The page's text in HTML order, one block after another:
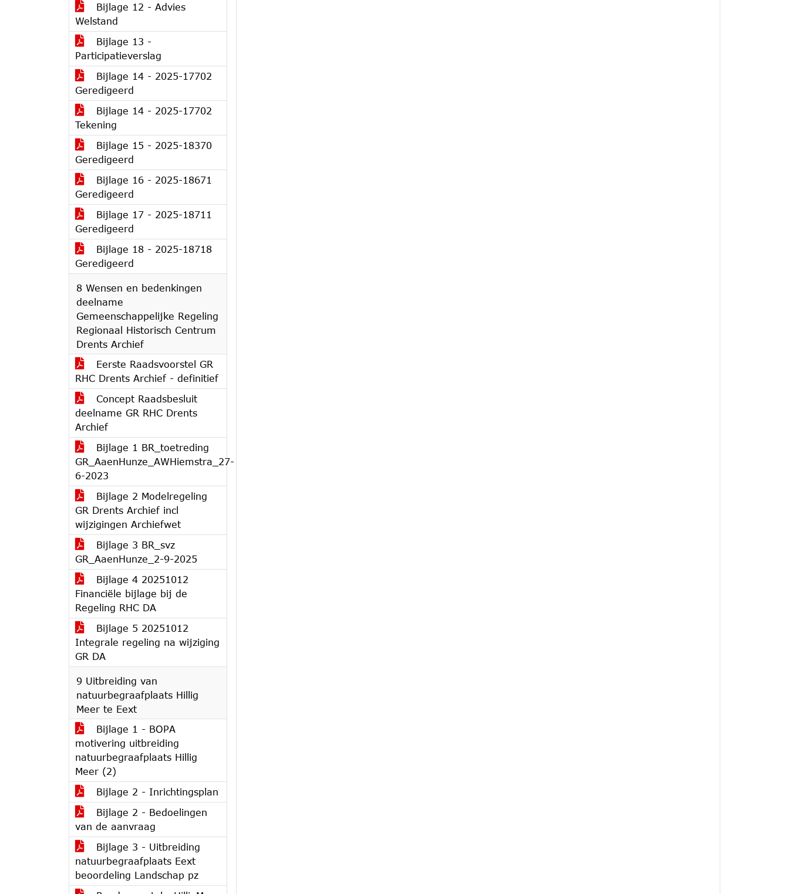
Bijlage 12 - Advies
Welstand
Bijlage 13 -
Participatieverslag
Bijlage 14 - 2025-17702
Geredigeerd
Bijlage 14 - 2025-17702
Tekening
Bijlage 15 - 2025-18370
Geredigeerd
Bijlage 16 - 2025-18671
Geredigeerd
Bijlage 17 - 2025-18711
Geredigeerd
Bijlage 18 - 2025-18718
Geredigeerd
8 Wensen en bedenkingen
deelname
Gemeenschappelijke Regeling
Regionaal Historisch Centrum
Drents Archief
Eerste Raadsvoorstel GR
RHC Drents Archief - definitief
Concept Raadsbesluit
deelname GR RHC Drents
Archief
Bijlage 1 BR_toetreding
GR_AaenHunze_AWHiemstra_27-
6-2023
Bijlage 2 Modelregeling
GR Drents Archief incl
wijzigingen Archiefwet
Bijlage 3 BR_svz
GR_AaenHunze_2-9-2025
Bijlage 4 20251012
Financiële bijlage bij de
Regeling RHC DA
Bijlage 5 20251012
Integrale regeling na wijziging
GR DA
9 Uitbreiding van
natuurbegraafplaats Hillig
Meer te Eext
Bijlage 1 - BOPA
motivering uitbreiding
natuurbegraafplaats Hillig
Meer (2)
Bijlage 2 - Inrichtingsplan
Bijlage 2 - Bedoelingen
van de aanvraag
Bijlage 3 - Uitbreiding
natuurbegraafplaats Eext
beoordeling Landschap pz